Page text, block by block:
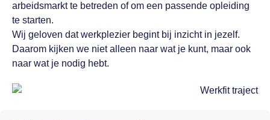
arbeidsmarkt te betreden of om een passende opleiding
te starten.
Wij geloven dat werkplezier begint bij inzicht in jezelf.
Daarom kijken we niet alleen naar wat je kunt, maar ook
naar wat je nodig hebt.